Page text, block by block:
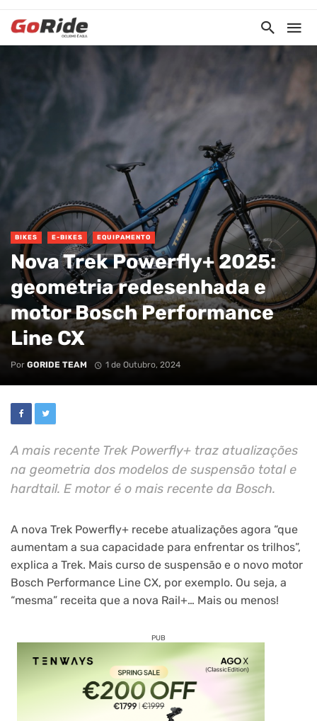
BIKES E-BIKES EQUIPAMENTO
Nova Trek Powerfly+ 2025:
geometria redesenhada e
motor Bosch Performance
Line CX
Por GORIDE TEAM 1 de Outubro, 2024
A mais recente Trek Powerfly+ traz atualizações
na geometria dos modelos de suspensão total e
hardtail. E motor é o mais recente da Bosch.
A nova Trek Powerfly+ recebe atualizações agora “que
aumentam a sua capacidade para enfrentar os trilhos”,
explica a Trek. Mais curso de suspensão e o novo motor
Bosch Performance Line CX, por exemplo. Ou seja, a
“mesma” receita que a nova Rail+… Mais ou menos!
PUB